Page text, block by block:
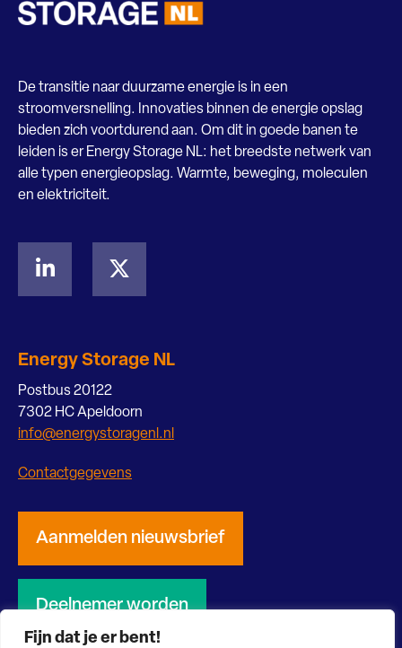
Fijn dat je er bent!
De transitie naar duurzame energie is in een
stroomversnelling. Innovaties binnen de energie opslag
bieden zich voortdurend aan. Om dit in goede banen te
leiden is er Energy Storage NL: het breedste netwerk van
alle typen energieopslag. Warmte, beweging, moleculen
en elektriciteit.
Energy Storage NL
Postbus 20122
7302 HC Apeldoorn
info@energystoragenl.nl
Contactgegevens
Aanmelden nieuwsbrief
Deelnemer worden